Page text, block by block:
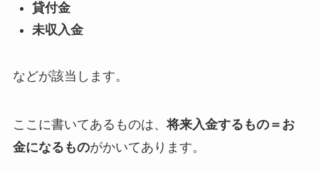
貸付金
未収入金
などが該当します。
ここに書いてあるものは、 将来入金するもの＝お
金になるものがかいてあります。